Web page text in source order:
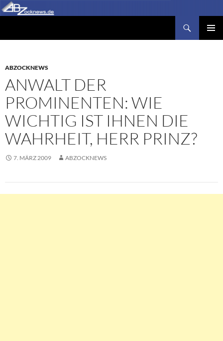
Zum
Inhalt
ABZOCKNEWS
ANWALT DER
PROMINENTEN: WIE
WICHTIG IST IHNEN DIE
WAHRHEIT, HERR PRINZ?
7. MÄRZ 2009 ABZOCKNEWS